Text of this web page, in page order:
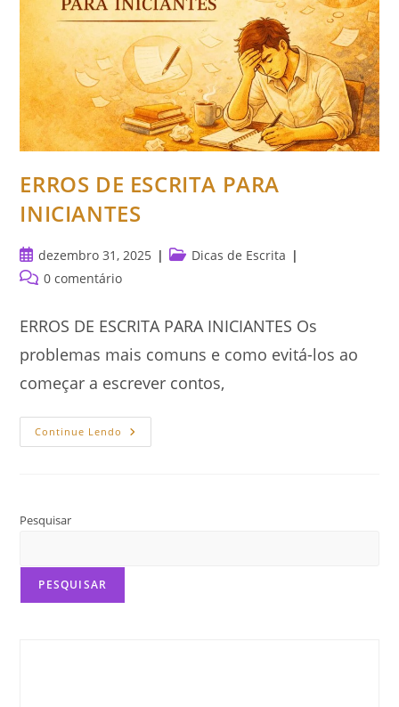
ERROS DE ESCRITA PARA
INICIANTES
Post
publicado:
dezembro 31, 2025
Categoria
Dicas de Escrita
Comentários
0 comentário
ERROS DE ESCRITA PARA INICIANTES Os
problemas mais comuns e como evitá-los ao
começar a escrever contos,
Continue Lendo ERROS
DE
Pesquisar
PESQUISAR